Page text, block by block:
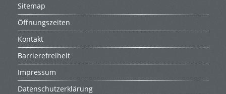
Sitemap
Öffnungszeiten
Kontakt
Barrierefreiheit
Impressum
Datenschutzerklärung